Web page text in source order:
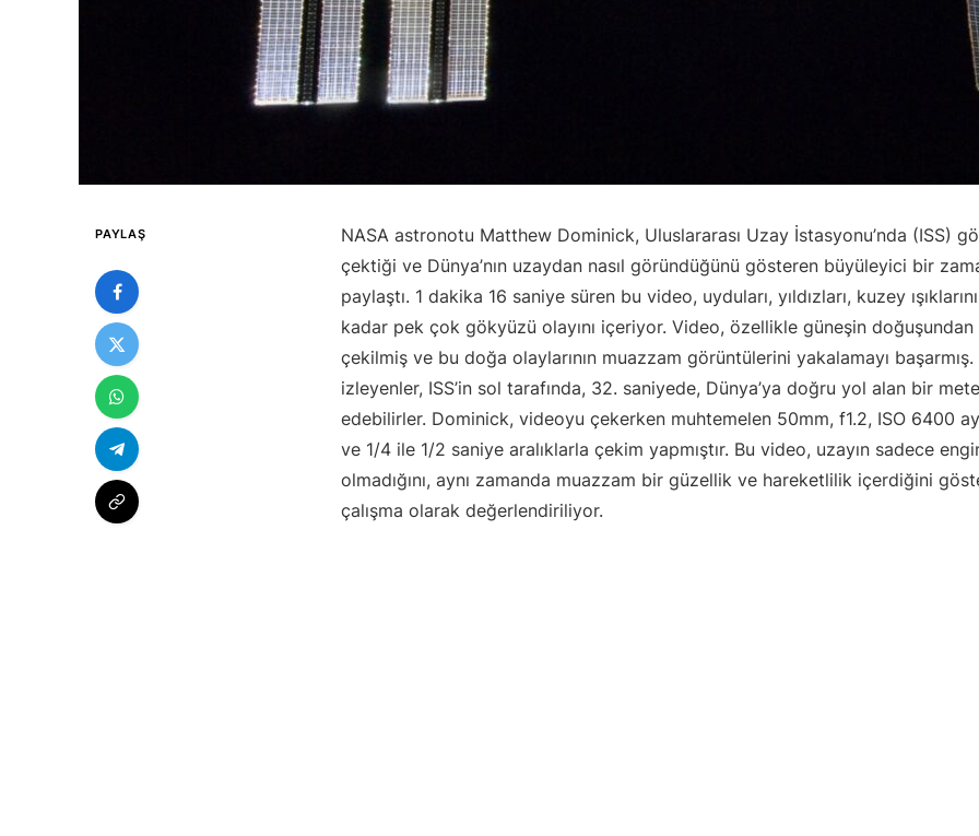
PAYLAŞ
NASA astronotu Matthew Dominick, Uluslararası Uzay İstasyonu’nda (ISS)
çektiği ve Dünya’nın uzaydan nasıl göründüğünü gösteren büyüleyici bir
paylaştı. 1 dakika 16 saniye süren bu video, uyduları, yıldızları, kuzey
kadar pek çok gökyüzü olayını içeriyor. Video, özellikle güneşin
çekilmiş ve bu doğa olaylarının muazzam görüntülerini yakalamayı
izleyenler, ISS’in sol tarafında, 32. saniyede, Dünya’ya doğru yol alan bir
edebilirler. Dominick, videoyu çekerken muhtemelen 50mm, f1.2, ISO 6400
ve 1/4 ile 1/2 saniye aralıklarla çekim yapmıştır. Bu video, uzayın sadece
olmadığını, aynı zamanda muazzam bir güzellik ve hareketlilik içerdiğini
çalışma olarak değerlendiriliyor.